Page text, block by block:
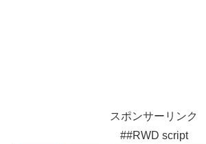
スポンサーリンク
##RWD script